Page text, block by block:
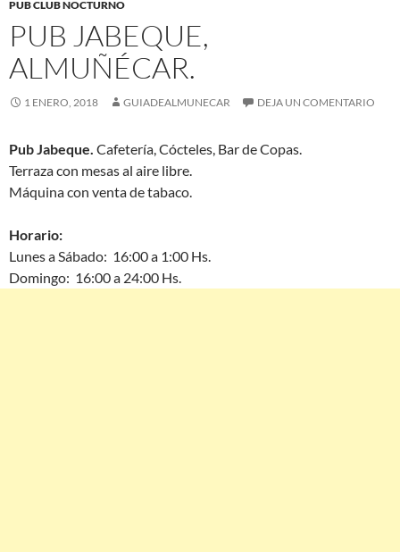
PUB CLUB NOCTURNO
PUB JABEQUE,
ALMUÑÉCAR.
1 ENERO, 2018 GUIADEALMUNECAR DEJA UN COMENTARIO
Pub Jabeque. Cafetería, Cócteles, Bar de Copas.
Terraza con mesas al aire libre.
Máquina con venta de tabaco.
Horario:
Lunes a Sábado: 16:00 a 1:00 Hs.
Domingo: 16:00 a 24:00 Hs.